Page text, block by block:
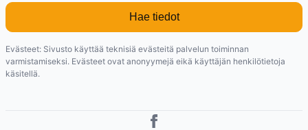
Hae tiedot
Evästeet: Sivusto käyttää teknisiä evästeitä palvelun toiminnan
varmistamiseksi. Evästeet ovat anonyymejä eikä käyttäjän henkilötietoja
käsitellä.